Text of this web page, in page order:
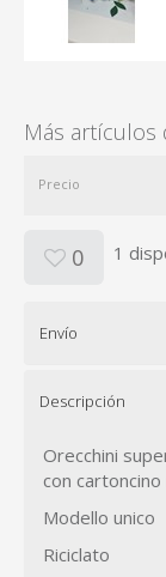
Más artículos
Precio
0 1
Envío
Descripción
Orecchini
con
Modello unico
Riciclato